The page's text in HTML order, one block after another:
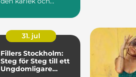
31. jul
Fillers Stockholm:
Steg för Steg till ett
Ungdomligare